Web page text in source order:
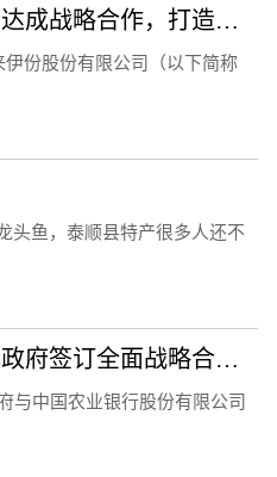
来伊份与腾讯智慧零售达成战略合作，打造零售业数字化新标杆
份股份有限公司（以下简称
头鱼，泰顺县特产很多人还不
农行儋州分行与大成镇政府签订全面战略合作协议
与中国农业银行股份有限公司